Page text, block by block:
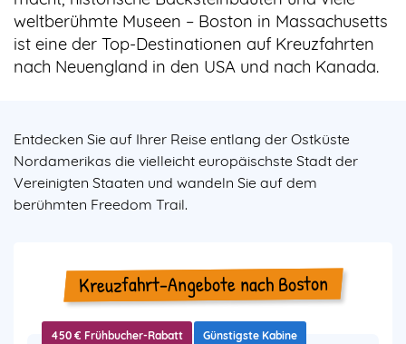
weltberühmte Museen – Boston in Massachusetts
ist eine der Top-Destinationen auf Kreuzfahrten
nach Neuengland in den USA und nach Kanada.
Entdecken Sie auf Ihrer Reise entlang der Ostküste
Nordamerikas die vielleicht europäischste Stadt der
Vereinigten Staaten und wandeln Sie auf dem
berühmten Freedom Trail.
Kreuzfahrt-Angebote nach Boston
450 € Frühbucher-Rabatt Günstigste Kabine